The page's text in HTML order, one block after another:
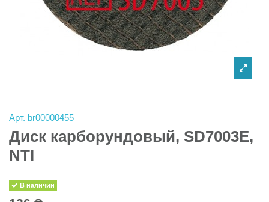
Арт. br00000455
Диск карборундовый, SD7003E,
NTI
В наличии